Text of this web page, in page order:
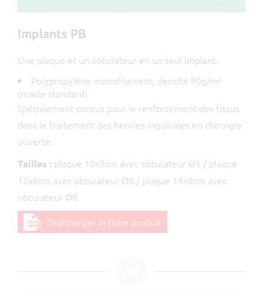
Implants PB
Une plaque et un obturateur en un seul implant.
Polypropylène monofilament, densité 90g/m²
(maille standard)
Spécialement conçus pour le renforcement des tissus
dans le traitement des hernies inguinales en chirurgie
ouverte.
Tailles : plaque 10x5cm avec obturateur Ø5 / plaque
12x6cm avec obturateur Ø6 / plaque 14x8cm avec
obturateur Ø8
Télécharger la fiche produit